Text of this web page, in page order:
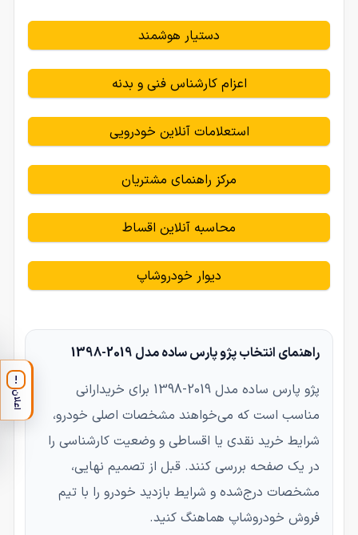
دستیار هوشمند
اعزام کارشناس فنی و بدنه
استعلامات آنلاین خودرویی
مرکز راهنمای مشتریان
محاسبه آنلاین اقساط
دیوار خودروشاپ
راهنمای انتخاب پژو پارس ساده مدل 2019-1398
پژو پارس ساده مدل 2019-1398 برای خریدارانی
مناسب است که می‌خواهند مشخصات اصلی خودرو،
شرایط خرید نقدی یا اقساطی و وضعیت کارشناسی را
در یک صفحه بررسی کنند. قبل از تصمیم نهایی،
مشخصات درج‌شده و شرایط بازدید خودرو را با تیم
فروش خودروشاپ هماهنگ کنید.
!
اعلان